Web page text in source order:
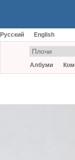
Русский English
Албуми